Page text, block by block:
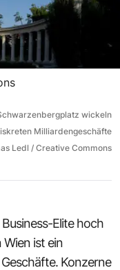
wickeln
Milliardengeschäfte
Ledl / Creative Commons
Elite hoch
ist ein
Konzerne